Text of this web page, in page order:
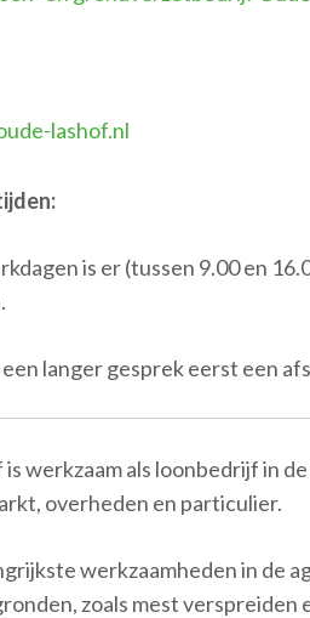
lashof.nl
is er (tussen 9.00 en
langer gesprek eerst een
is werkzaam als loonbedrijf in
overheden en particulier.
werkzaamheden in de
zoals mest verspreiden